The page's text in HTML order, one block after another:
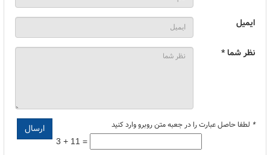
ایمیل
نظر شما *
* لطفا حاصل عبارت را در جعبه متن روبرو وارد کنید
3 + 11 =